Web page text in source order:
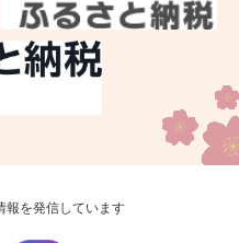
報を発信しています